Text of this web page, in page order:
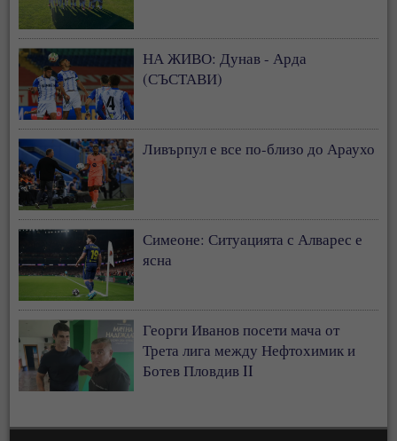
НА ЖИВО: Дунав - Арда
(СЪСТАВИ)
Ливърпул е все по-близо до Араухо
Симеоне: Ситуацията с Алварес е
ясна
Георги Иванов посети мача от
Трета лига между Нефтохимик и
Ботев Пловдив II